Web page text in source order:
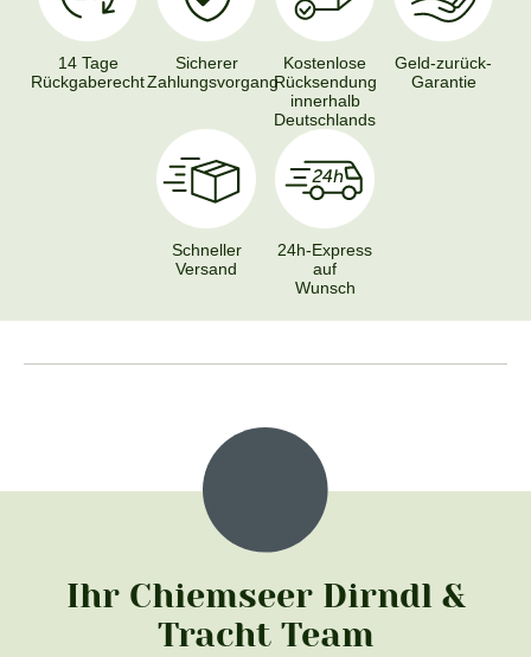
14 Tage
Rückgaberecht
Sicherer
Zahlungsvorgang
Kostenlose
Rücksendung
innerhalb
Deutschlands
Geld-zurück-
Garantie
Schneller
Versand
24h-Express
auf
Wunsch
Ihr Chiemseer Dirndl &
Tracht Team